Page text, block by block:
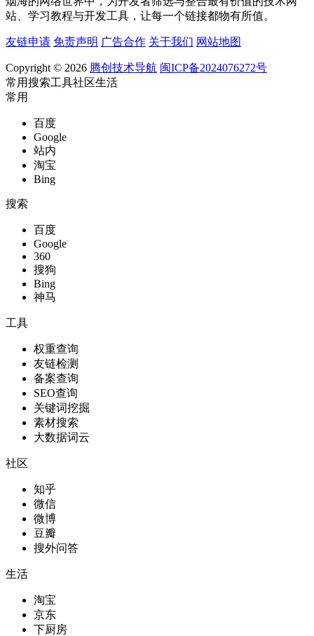
站、学习教程与开发工具，让每一个链接都物有所值。
友链申请 免责声明 广告合作 关于我们 网站地图
Copyright © 2026 腾创技术导航 闽ICP备2024076272号
常用搜索工具社区生活
常用
百度
Google
站内
淘宝
Bing
搜索
百度
Google
360
搜狗
Bing
神马
工具
权重查询
友链检测
备案查询
SEO查询
关键词挖掘
素材搜索
大数据词云
社区
知乎
微信
微博
豆瓣
搜外问答
生活
淘宝
京东
下厨房